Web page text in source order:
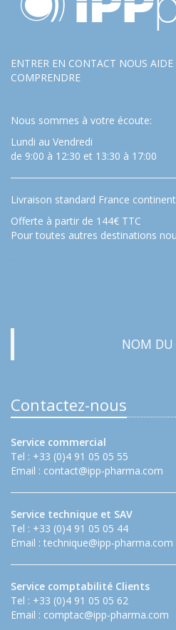
ENTRER EN CONTACT NOUS
COMPRENDRE
Nous sommes à votre écoute:
Lundi au Vendredi
de 9:00 à 12:30 et 13:30 à 17:00
Livraison standard France
Offerte à partir de 144€ TTC
Pour toutes autres destinations
…
NOM DU
Contactez-nous
Service commercial
Tel : +33 (0)4 91 05 05 55
Email : contact@ipp-pharma.com
Service technique et SAV
Tel : +33 (0)4 91 05 05 44
Email : technique@ipp-pharma.com
Service comptabilité Clients
Tel : +33 (0)4 91 05 05 62
Email : comptac@ipp-pharma.com